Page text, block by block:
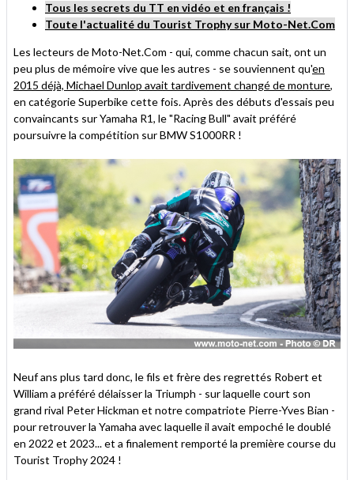
Tous les secrets du TT en vidéo et en français !
Toute l'actualité du Tourist Trophy sur Moto-Net.Com
Les lecteurs de Moto-Net.Com - qui, comme chacun sait, ont un
peu plus de mémoire vive que les autres - se souviennent qu'en
2015 déjà, Michael Dunlop avait tardivement changé de monture,
en catégorie Superbike cette fois. Après des débuts d'essais peu
convaincants sur Yamaha R1, le "Racing Bull" avait préféré
poursuivre la compétition sur BMW S1000RR !
Neuf ans plus tard donc, le fils et frère des regrettés Robert et
William a préféré délaisser la Triumph - sur laquelle court son
grand rival Peter Hickman et notre compatriote Pierre-Yves Bian -
pour retrouver la Yamaha avec laquelle il avait empoché le doublé
en 2022 et 2023... et a finalement remporté la première course du
Tourist Trophy 2024 !